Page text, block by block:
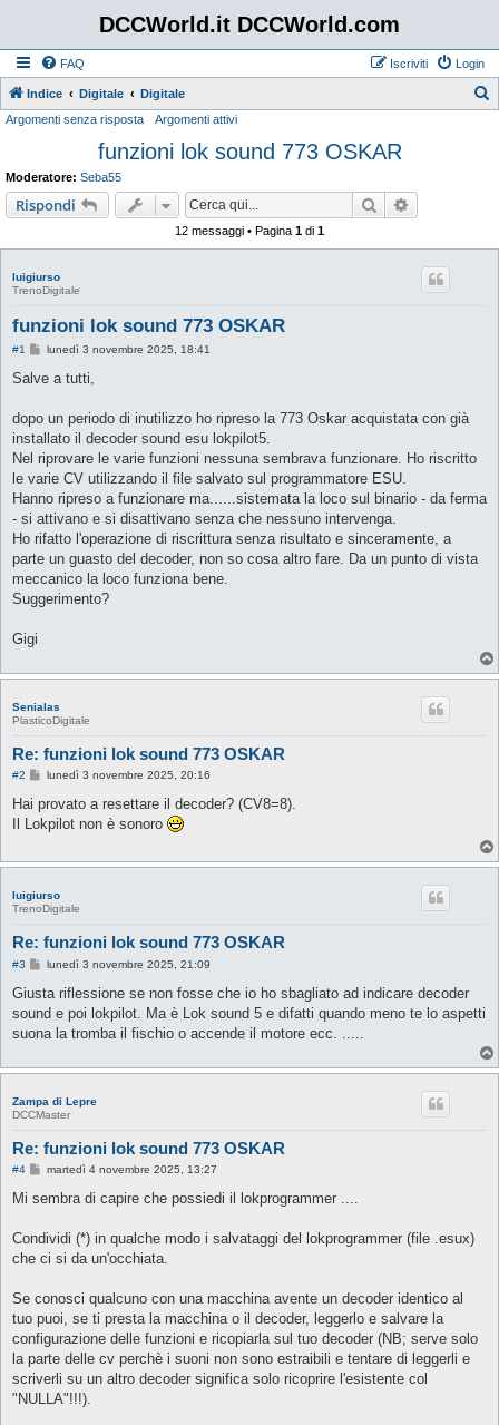
DCCWorld.it DCCWorld.com
FAQ Login
Iscriviti
Indice Digitale Digitale
Argomenti senza risposta Argomenti attivi
funzioni lok sound 773 OSKAR
Moderatore: Seba55
Rispondi Cerca
12 messaggi • Pagina 1 di 1
luigiurso
TrenoDigitale
funzioni lok sound 773 OSKAR
#1
M
s
g
i
o
lunedì 3 novembre 2025, 18:41
Salve a tutti,
dopo un periodo di inutilizzo ho ripreso la 773 Oskar acquistata con già
installato il decoder sound esu lokpilot5.
Nel riprovare le varie funzioni nessuna sembrava funzionare. Ho riscritto
le varie CV utilizzando il file salvato sul programmatore ESU.
Hanno ripreso a funzionare ma......sistemata la loco sul binario - da ferma
- si attivano e si disattivano senza che nessuno intervenga.
Ho rifatto l'operazione di riscrittura senza risultato e sinceramente, a
parte un guasto del decoder, non so cosa altro fare. Da un punto di vista
meccanico la loco funziona bene.
Suggerimento?
Gigi
Senialas
PlasticoDigitale
Re: funzioni lok sound 773 OSKAR
#2
M
s
a
i
lunedì 3 novembre 2025, 20:16
Hai provato a resettare il decoder? (CV8=8).
Il Lokpilot non è sonoro
luigiurso
TrenoDigitale
Re: funzioni lok sound 773 OSKAR
#3
M
s
a
g
o
lunedì 3 novembre 2025, 21:09
Giusta riflessione se non fosse che io ho sbagliato ad indicare decoder
sound e poi lokpilot. Ma è Lok sound 5 e difatti quando meno te lo aspetti
suona la tromba il fischio o accende il motore ecc. .....
Zampa di Lepre
DCCMaster
Re: funzioni lok sound 773 OSKAR
#4
M
s
g
i
martedì 4 novembre 2025, 13:27
Mi sembra di capire che possiedi il lokprogrammer ....
Condividi (*) in qualche modo i salvataggi del lokprogrammer (file .esux)
che ci si da un'occhiata.
Se conosci qualcuno con una macchina avente un decoder identico al
tuo puoi, se ti presta la macchina o il decoder, leggerlo e salvare la
configurazione delle funzioni e ricopiarla sul tuo decoder (NB; serve solo
la parte delle cv perchè i suoni non sono estraibili e tentare di leggerli e
scriverli su un altro decoder significa solo ricoprire l'esistente col
"NULLA"!!!).